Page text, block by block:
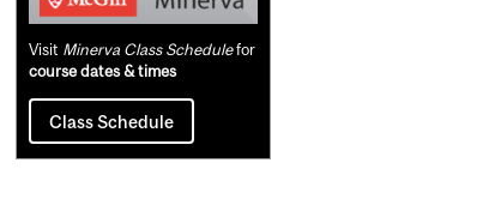
Content
Visit Minerva Class Schedulefor
course dates & times
Class Schedule